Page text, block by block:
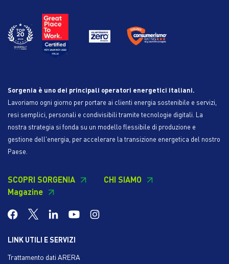
Sorgenia è uno dei principali operatori energetici italiani.
Lavoriamo ogni giorno per portare ai clienti energia sostenibile e servizi,
resi semplici, personali e condivisibili tramite tecnologie digitali. La
nostra strategia si fonda su un modello flessibile di produzione e
gestione dell'energia, per accelerare la transizione energetica del nostro
Paese.
SCOPRI SORGENIA
CHI SIAMO
Magazine
LINK UTILI E SERVIZI
Trattamento dati ARERA